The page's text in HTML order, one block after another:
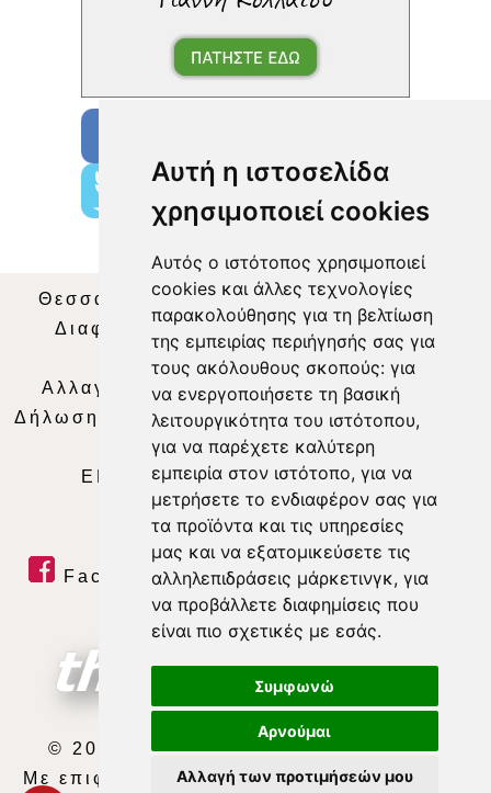
Αυτή η ιστοσελίδα
χρησιμοποιεί cookies
Αυτός ο ιστότοπος χρησιμοποιεί
cookies και άλλες τεχνολογίες
παρακολούθησης για τη βελτίωση
της εμπειρίας περιήγησής σας για
τους ακόλουθους σκοπούς: για
να ενεργοποιήσετε τη βασική
λειτουργικότητα του ιστότοπου,
για να παρέχετε καλύτερη
εμπειρία στον ιστότοπο, για να
μετρήσετε το ενδιαφέρον σας για
τα προϊόντα και τις υπηρεσίες
μας και να εξατομικεύσετε τις
αλληλεπιδράσεις μάρκετινγκ, για
να προβάλλετε διαφημίσεις που
είναι πιο σχετικές με εσάς.
Συμφωνώ
Αρνούμαι
Αλλαγή των προτιμήσεών μου
Θεσσαλία Τηλεόραση|SNG Services
Διαφήμιση | Όροι Χρήσης |Δήλωση
Απορρήτου |
Περιεχόμενο
Αλλαγή Προτιμήσεων για τα Cookies
Δήλωση συμμόρφωσης με τη σύσταση (ΕΕ)
2018/334|Ταυτότητα
ΕΝΗΜΕΡΩΣΗ |WEB TV| LIVE
Facebook| Twitter | Youtube
RSS Feed
© 2026 ΘΕΣΣΑΛΙΑ ΤΗΛΕΟΡΑΣΗ Α.Ε.
Με επιφύλαξη κάθε νόμιμου δικαιώματος.